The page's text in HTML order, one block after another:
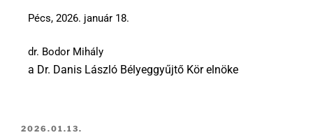
Pécs, 2026. január 18.
dr. Bodor Mihály
a Dr. Danis László Bélyeggyűjtő Kör elnöke
2026.01.13.